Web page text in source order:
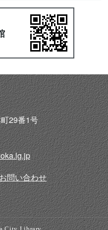
29番1号
問い合わせ